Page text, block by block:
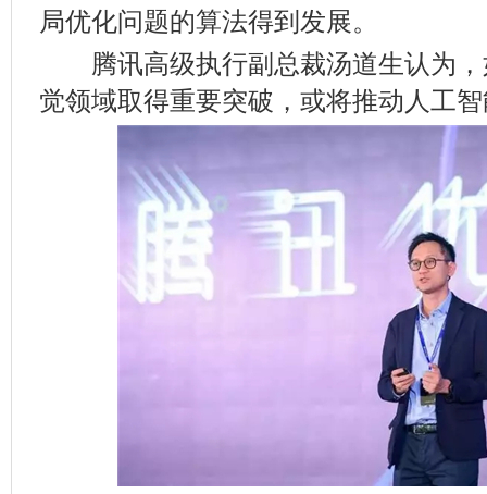
局优化问题的算法得到发展。
腾讯高级执行副总裁汤道生认为，
觉领域取得重要突破，或将推动人工